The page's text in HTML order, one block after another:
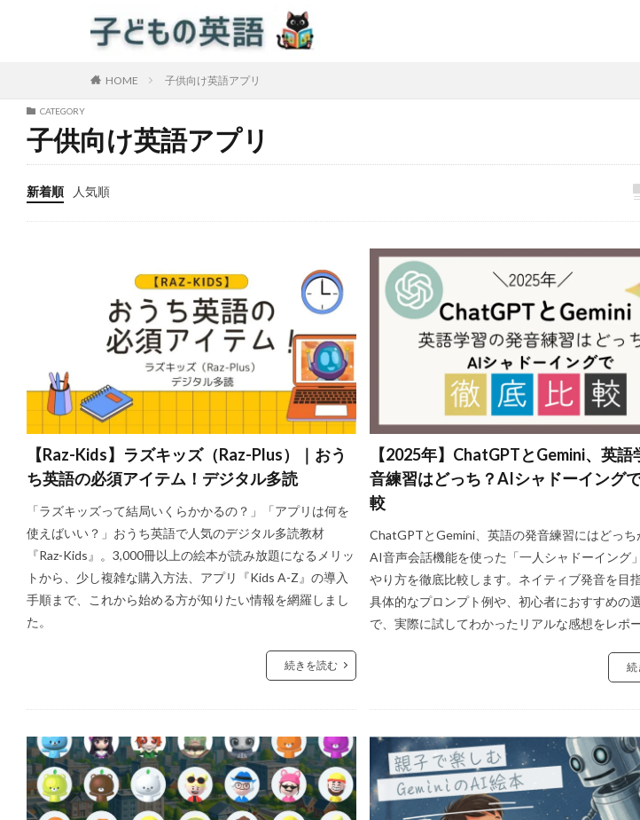
HOME 子供向け英語アプリ
CATEGORY
子供向け英語アプリ
新着順 人気順
【Raz-Kids】ラズキッズ（Raz-Plus）｜おう
ち英語の必須アイテム！デジタル多読
「ラズキッズって結局いくらかかるの？」「アプリは何を
使えばいい？」おうち英語で人気のデジタル多読教材
『Raz-Kids』。3,000冊以上の絵本が読み放題になるメリッ
トから、少し複雑な購入方法、アプリ『Kids A-Z』の導入
手順まで、これから始める方が知りたい情報を網羅しまし
た。
続きを読む
【2025年】ChatGPTとGemini、英語
音練習はどっち？AIシャドーイング
較
ChatGPTとGemini、英語の発音練習にはどっち
AI音声会話機能を使った「一人シャドーイング
やり方を徹底比較します。ネイティブ発音を目
具体的なプロンプト例や、初心者におすすめの
で、実際に試してわかったリアルな感想をレポー
続